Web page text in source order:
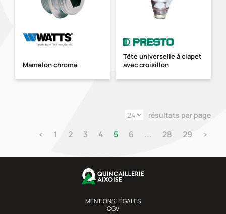
Mamelon chromé
Tête universelle à clapet
avec croisillon
résultats par page
‹ 1 2 3 4 5 6 ... 28 29 ›
MENTIONS LÉGALES
CGV